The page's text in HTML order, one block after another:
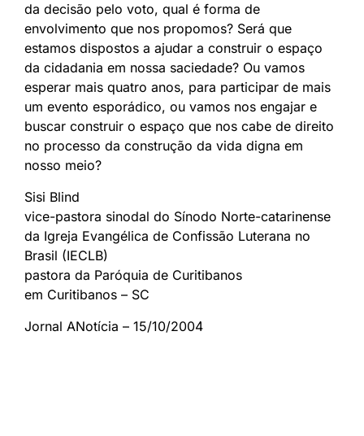
da decisão pelo voto, qual é forma de
envolvimento que nos propomos? Será que
estamos dispostos a ajudar a construir o espaço
da cidadania em nossa saciedade? Ou vamos
esperar mais quatro anos, para participar de mais
um evento esporádico, ou vamos nos engajar e
buscar construir o espaço que nos cabe de direito
no processo da construção da vida digna em
nosso meio?
Sisi Blind
vice-pastora sinodal do Sínodo Norte-catarinense
da Igreja Evangélica de Confissão Luterana no
Brasil (IECLB)
pastora da Paróquia de Curitibanos
em Curitibanos – SC
Jornal ANotícia – 15/10/2004